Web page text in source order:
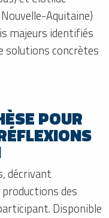
Aquitaine)
majeurs identifiés
solutions concrètes
POUR
décrivant
productions des
Disponible